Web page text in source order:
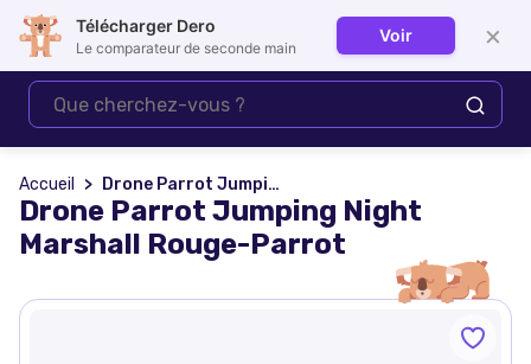
Se connecter
Accueil Drone Parrot Jumping Night Marshall Rouge-Parrot
Drone Parrot Jumping Night
Marshall Rouge-Parrot
Télécharger Dero
Le comparateur de seconde main
Voir ×